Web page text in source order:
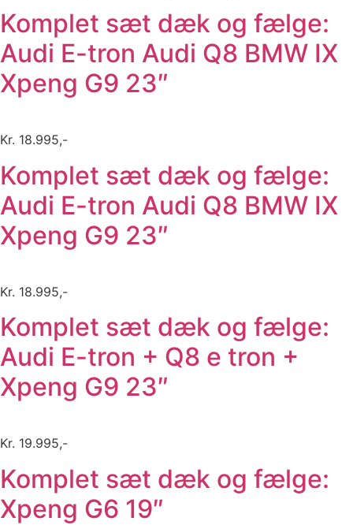
Komplet sæt dæk og fælge:
Audi E-tron Audi Q8 BMW IX
Xpeng G9 23″
Kr. 18.995,-
Komplet sæt dæk og fælge:
Audi E-tron Audi Q8 BMW IX
Xpeng G9 23″
Kr. 18.995,-
Komplet sæt dæk og fælge:
Audi E-tron + Q8 e tron +
Xpeng G9 23″
Kr. 19.995,-
Komplet sæt dæk og fælge:
Xpeng G6 19″